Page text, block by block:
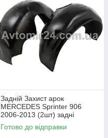
Задній Захист арок
MERCEDES Sprinter 906
2006-2013 (2шт) задні
Підкрилки Мерседес
Спринтер 906 пара задніх
Готово до відправки